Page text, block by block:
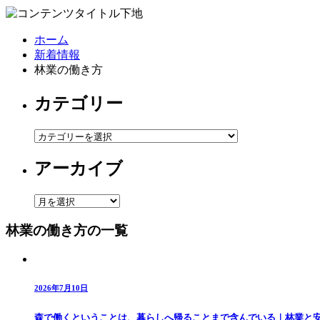
ホーム
新着情報
林業の働き方
カテゴリー
カ
ゴ
ー
アーカイブ
ア
カ
林業の働き方の一覧
2026年7月10日
森で働くということは、暮らしへ帰ることまで含んでいる｜林業と